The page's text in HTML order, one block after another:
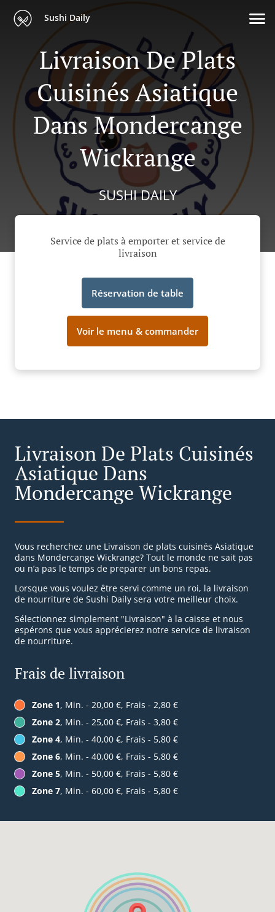
Sushi Daily
Livraison De Plats
Cuisinés Asiatique
Dans Mondercange
Wickrange
SUSHI DAILY
Service de plats à emporter et service de
livraison
Réservation de table
Voir le menu & commander
Livraison De Plats Cuisinés
Asiatique Dans
Mondercange Wickrange
Vous recherchez une Livraison de plats cuisinés Asiatique
dans Mondercange Wickrange? Tout le monde ne sait pas
ou n’a pas le temps de preparer un bons repas.
Lorsque vous voulez être servi comme un roi, la livraison
de nourriture de Sushi Daily sera votre meilleur choix.
Sélectionnez simplement "Livraison" à la caisse et nous
espérons que vous apprécierez notre service de livraison
de nourriture.
Frais de livraison
Zone 1, Min. - 20,00 €, Frais - 2,80 €
Zone 2, Min. - 25,00 €, Frais - 3,80 €
Zone 4, Min. - 40,00 €, Frais - 5,80 €
Zone 6, Min. - 40,00 €, Frais - 5,80 €
Zone 5, Min. - 50,00 €, Frais - 5,80 €
Zone 7, Min. - 60,00 €, Frais - 5,80 €